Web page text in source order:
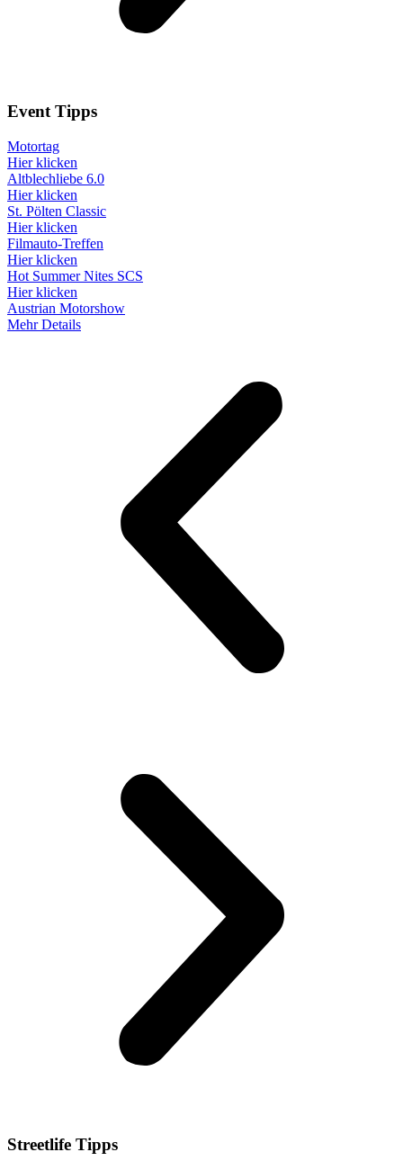
Event Tipps
Motortag
Hier klicken
Altblechliebe 6.0
Hier klicken
St. Pölten Classic
Hier klicken
Filmauto-Treffen
Hier klicken
Hot Summer Nites SCS
Hier klicken
Austrian Motorshow
Mehr Details
Streetlife Tipps